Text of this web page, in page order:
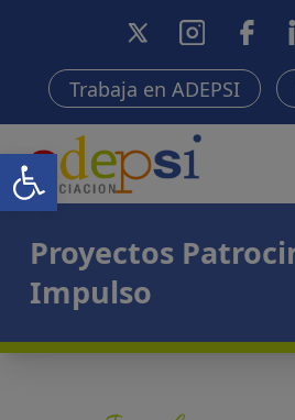
Abrir barra de
Trabaja en ADEPSI
Proyectos
Impulso